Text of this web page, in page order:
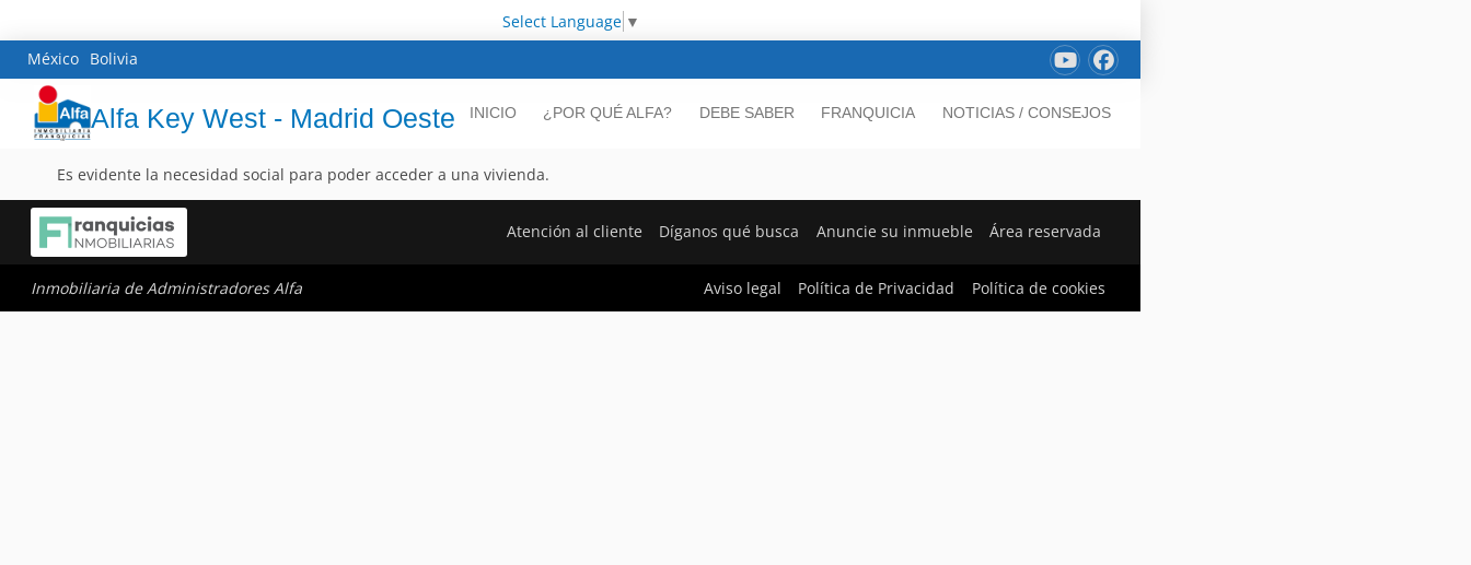
Select Language ▼
México Bolivia
Alfa Key West - Madrid Oeste INICIO ¿POR QUÉ ALFA? DEBE SABER FRANQUICIA NOTICIAS / CONSEJOS
Es evidente la necesidad social para poder acceder a una vivienda.
Atención al cliente Díganos qué busca Anuncie su inmueble Área reservada
Inmobiliaria de Administradores Alfa Aviso legal Política de Privacidad Política de cookies